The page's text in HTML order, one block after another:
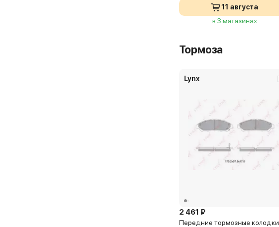
11 августа
в 3 магазинах
Тормоза
Lynx
2 461 ₽
Передние тормозные колодки